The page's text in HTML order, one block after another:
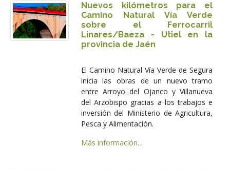
Nuevos kilómetros para el
Camino Natural Vía Verde
sobre el Ferrocarril
Linares/Baeza - Utiel en la
provincia de Jaén
El Camino Natural Vía Verde de Segura
inicia las obras de un nuevo tramo
entre Arroyo del Ojanco y Villanueva
del Arzobispo gracias a los trabajos e
inversión del Ministerio de Agricultura,
Pesca y Alimentación.
Más información...